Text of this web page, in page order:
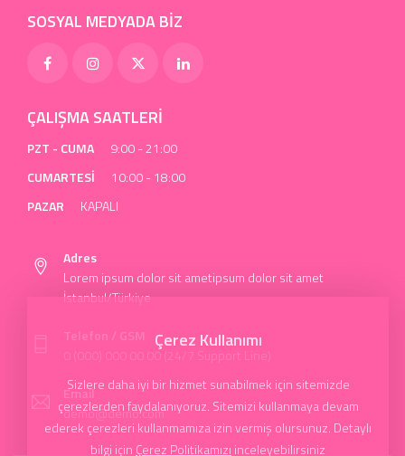
SOSYAL MEDYADA BİZ
ÇALIŞMA SAATLERİ
PZT - CUMA
9:00 - 21:00
CUMARTESİ
10:00 - 18:00
PAZAR
KAPALI
Adres
Lorem ipsum dolor sit ametipsum dolor sit amet
İstanbul/Türkiye
Telefon / GSM
0 (000) 000 00 00 (24/7 Support Line)
Email
demo@demo.com
Çerez Kullanımı
Sizlere daha iyi bir hizmet sunabilmek için sitemizde
çerezlerden faydalanıyoruz. Sitemizi kullanmaya devam
ederek çerezleri kullanmamıza izin vermiş olursunuz. Detaylı
bilgi için Çerez Politikamızı inceleyebilirsiniz